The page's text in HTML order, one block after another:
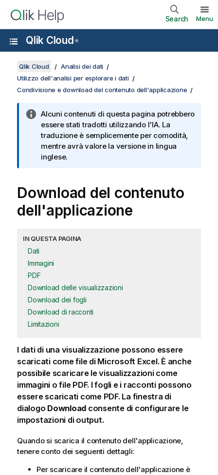
Search Menu
Qlik Cloud ®
Qlik Cloud
Analisi dei dati
Utilizzo dell'analisi per esplorare i dati
Condivisione e download del contenuto dell'applicazione
Alcuni contenuti di questa pagina potrebbero
essere stati tradotti utilizzando l'IA. La
traduzione è semplicemente per comodità,
mentre avrà valore la versione in lingua
inglese.
Download del contenuto
dell'applicazione
IN QUESTA PAGINA
Dati
Immagini
PDF
Download delle visualizzazioni
Download dei fogli
Download di racconti
Limitazioni
I dati di una visualizzazionepossono essere
scaricati come file di Microsoft Excel. È anche
possibile scaricare le visualizzazioni come
immagini o file PDF. I fogli e i raccontipossono
essere scaricati come PDF. La finestra di
dialogo Download consente di configurare le
impostazioni di output.
Quando si scarica il contenuto dell'applicazione,
tenere conto dei seguenti dettagli:
Per scaricare il contenuto dell'applicazione è